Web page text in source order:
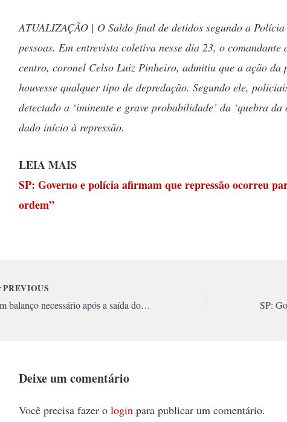
ATUALIZAÇÃO | O Saldo final de detidos segundo a
pessoas. Em entrevista coletiva nesse dia 23, o
centro, coronel Celso Luiz Pinheiro, admitiu que a ação da
houvesse qualquer tipo de depredação. Segundo ele,
detectado a ‘iminente e grave probabilidade’ da ‘quebra da
dado início à repressão.
LEIA MAIS
SP: Governo e polícia afirmam que repressão ocorreu
ordem”
PREVIOUS
Um balanço necessário após a saída do ministro da Saúde, Alexandre Padilha
Deixe um comentário
Você precisa fazer o login para publicar um comentário.